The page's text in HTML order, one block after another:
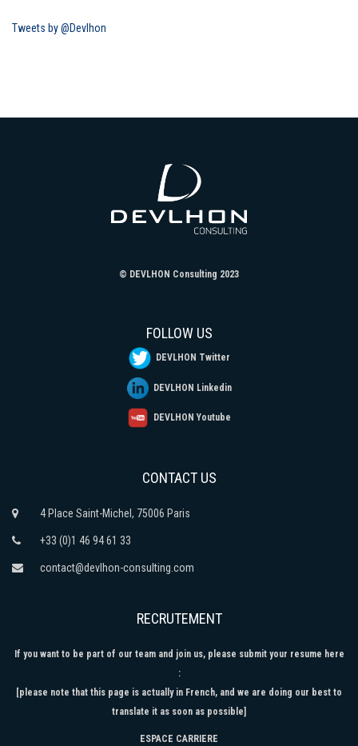
Tweets by @Devlhon
© DEVLHON Consulting 2023
FOLLOW US
DEVLHON Twitter
DEVLHON Linkedin
DEVLHON Youtube
CONTACT US
4 Place Saint-Michel, 75006 Paris
+33 (0)1 46 94 61 33
contact@devlhon-consulting.com
RECRUTEMENT
If you want to be part of our team and join us, please submit your resume here
:
[please note that this page is actually in French, and we are doing our best to
translate it as soon as possible]
ESPACE CARRIERE